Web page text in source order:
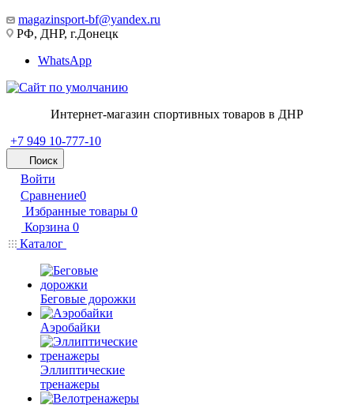
magazinsport-bf@yandex.ru
РФ, ДНР, г.Донецк
WhatsApp
Интернет-магазин спортивных товаров в ДНР
+7 949 10-777-10
Поиск
Войти
Сравнение0
Избранные товары 0
Корзина 0
Каталог
Беговые дорожки
Аэробайки
Эллиптические
тренажеры